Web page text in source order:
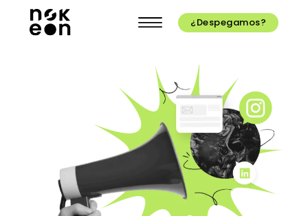
¿Despegamos?